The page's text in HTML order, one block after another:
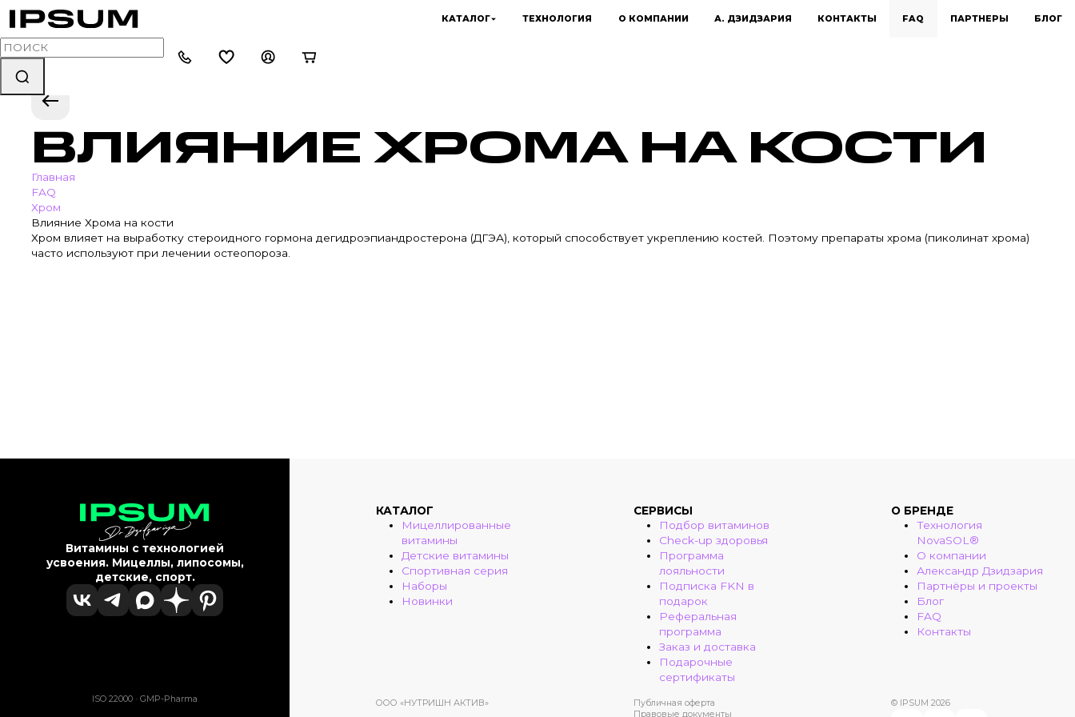
КАТАЛОГ ТЕХНОЛОГИЯ О КОМПАНИИ А. ДЗИДЗАРИЯ КОНТАКТЫ FAQ ПАРТНЕРЫ БЛОГ
ВЛИЯНИЕ ХРОМА НА КОСТИ
Главная
FAQ
Хром
Влияние Хрома на кости
Хром влияет на выработку стероидного гормона дегидроэпиандростерона (ДГЭА), который способствует укреплению костей. Поэтому препараты хрома (пиколинат хрома)
часто используют при лечении остеопороза.
Витамины с технологией
усвоения. Мицеллы, липосомы,
детские, спорт.
ISO 22000 · GMP-Pharma
КАТАЛОГ
Мицеллированные
витамины
Детские витамины
Спортивная серия
Наборы
Новинки
СЕРВИСЫ
Подбор витаминов
Check-up здоровья
Программа
лояльности
Подписка FKN в
подарок
Реферальная
программа
Заказ и доставка
Подарочные
сертификаты
О БРЕНДЕ
Технология
NovaSOL®
О компании
Александр Дзидзария
Партнёры и проекты
Блог
FAQ
Контакты
ООО «НУТРИШН АКТИВ»
Публичная оферта
Правовые документы
© IPSUM 2026